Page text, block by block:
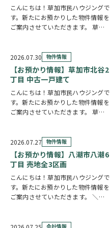
こんにちは！草加市民ハウジングで
す。新たにお預かりした物件情報を
ご案内させていただきます。 草加
2026.07.30 物件情報
【お預かり情報】草加市北谷2
丁目 中古一戸建て
こんにちは！草加市民ハウジングで
す。新たにお預かりした物件情報を
ご案内させていただきます。 草加
角地に建つ、6LDKのお住まいで
す。事務所スペースを備えており、
在宅ワークや…
2026.07.27 物件情報
【お預かり情報】八潮市八潮6
丁目 売地全3区画
こんにちは！草加市民ハウジングで
す。新たにお預かりした物件情報を
ご案内させていただきます。 ＼弊
ら〇2区画の詳細情報はこちら〇3
会社情報